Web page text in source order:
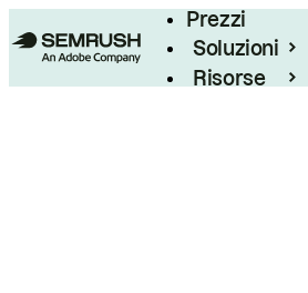
Prezzi
Soluzioni
Risorse